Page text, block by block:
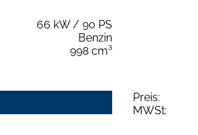
66 kW / 90 PS
Benzin
998 cm³
Preis:
MWSt: